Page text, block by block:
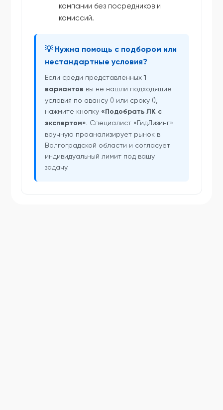
компании без посредников и
комиссий.
💡 Нужна помощь с подбором или
нестандартные условия?
Если среди представленных1
вариантов вы не нашли подходящие
условия по авансу () или сроку (),
нажмите кнопку «Подобрать ЛК с
экспертом». Специалист «ГидЛизинг»
вручную проанализирует рынок в
Волгоградской области и согласует
индивидуальный лимит под вашу
задачу.